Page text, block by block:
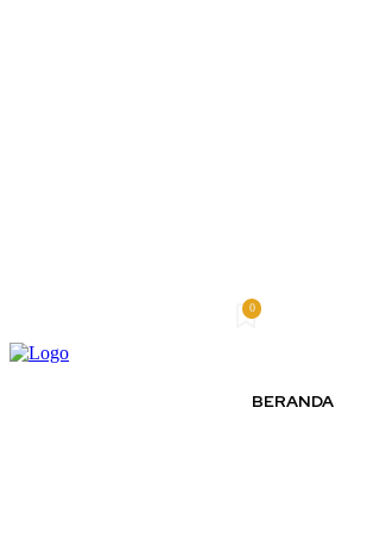
0
BERANDA